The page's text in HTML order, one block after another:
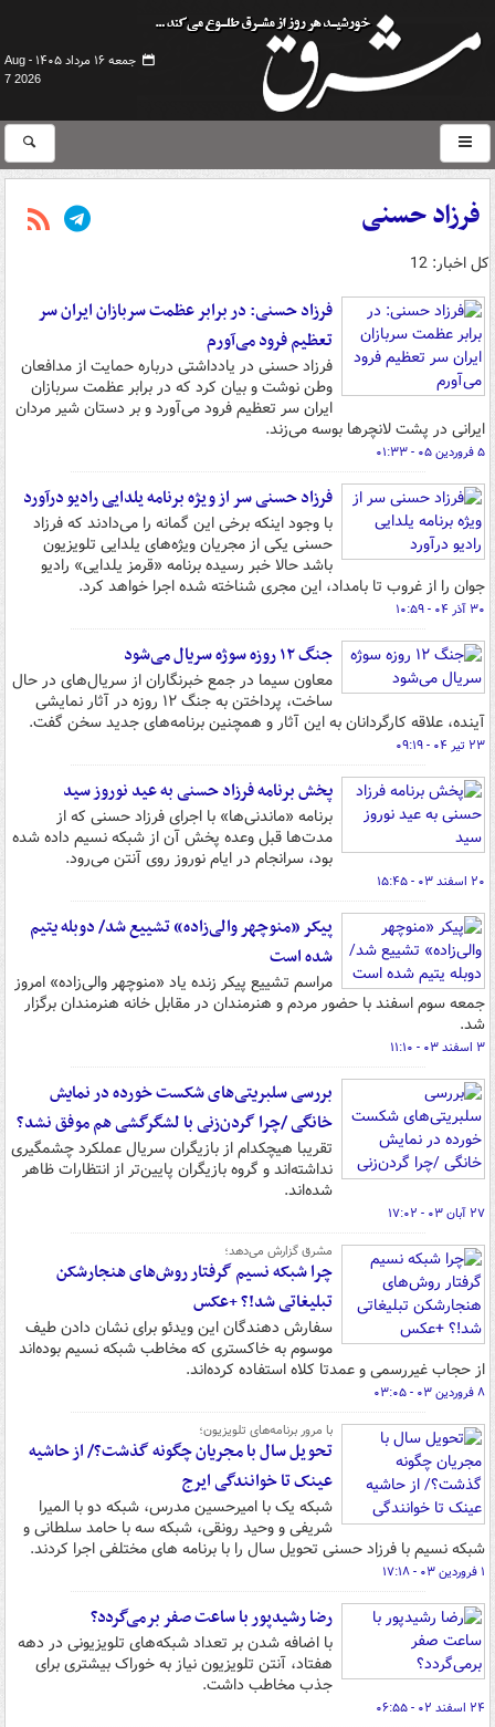
جمعه ۱۶ مرداد ۱۴۰۵ -
Aug
7 2026
فرزاد حسنی
کل اخبار: 12
فرزاد حسنی: در برابر عظمت سربازان ایران سر
تعظیم فرود می‌آورم
فرزاد حسنی در یادداشتی درباره حمایت از مدافعان
وطن نوشت و بیان کرد که در برابر عظمت سربازان
ایران سر تعظیم فرود می‌آورد و بر دستان شیر مردان
ایرانی در پشت لانچرها بوسه می‌زند.
۵ فروردین ۰۵ - ۰۱:۳۳
فرزاد حسنی سر از ویژه برنامه یلدایی رادیو درآورد
با وجود اینکه برخی این گمانه را می‌دادند که فرزاد
حسنی یکی از مجریان ویژه‌های یلدایی تلویزیون
باشد حالا خبر رسیده برنامه «قرمز یلدایی» رادیو
جوان را از غروب تا بامداد، این مجری شناخته شده اجرا خواهد کرد.
۳۰ آذر ۰۴ - ۱۰:۵۹
جنگ ۱۲ روزه سوژه سریال می‌شود
معاون سیما در جمع خبرنگاران از سریال‌های در حال
ساخت، پرداختن به جنگ ۱۲ روزه در آثار نمایشی
آینده، علاقه کارگردانان به این آثار و همچنین برنامه‌های جدید سخن گفت.
۲۳ تیر ۰۴ - ۰۹:۱۹
پخش برنامه فرزاد حسنی به عید نوروز سید
برنامه «ماندنی‌ها» با اجرای فرزاد حسنی که از
مدت‌ها قبل وعده پخش آن از شبکه نسیم داده شده
بود، سرانجام در ایام نوروز روی آنتن می‌رود.
۲۰ اسفند ۰۳ - ۱۵:۴۵
پیکر «منوچهر والی‌زاده» تشییع شد/ دوبله یتیم
شده است
مراسم تشییع پیکر زنده یاد «منوچهر والی‌زاده» امروز
جمعه سوم اسفند با حضور مردم و هنرمندان در مقابل خانه هنرمندان برگزار
شد.
۳ اسفند ۰۳ - ۱۱:۱۰
بررسی سلبریتی‌های شکست خورده در نمایش
خانگی /چرا گردن‌زنی با لشگرگشی هم موفق نشد؟
تقریبا هیچکدام از بازیگران سریال عملکرد چشمگیری
نداشته‌اند و گروه بازیگران پایین‌تر از انتظارات ظاهر
شده‌اند.
۲۷ آبان ۰۳ - ۱۷:۰۲
مشرق گزارش می‌دهد؛
چرا شبکه نسیم گرفتار روش‌های هنجارشکن
تبلیغاتی شد!؟ +عکس
سفارش دهندگان این ویدئو برای نشان دادن طیف
موسوم به خاکستری که مخاطب شبکه نسیم بوده‌اند
از حجاب غیررسمی و عمدتا کلاه استفاده کرده‌اند.
۸ فروردین ۰۳ - ۰۳:۰۵
با مرور برنامه‌های تلویزیون؛
تحویل سال با مجریان چگونه گذشت؟/ از حاشیه
عینک تا خوانندگی ایرج
شبکه یک با امیرحسین مدرس، شبکه دو با المیرا
شریفی و وحید رونقی، شبکه سه با حامد سلطانی و
شبکه نسیم با فرزاد حسنی تحویل سال را با برنامه های مختلفی اجرا کردند.
۱ فروردین ۰۳ - ۱۷:۱۸
رضا رشیدپور با ساعت صفر برمی‌گردد؟
با اضافه شدن بر تعداد شبکه‌های تلویزیونی در دهه
هفتاد، آنتن تلویزیون نیاز به خوراک بیشتری برای
جذب مخاطب داشت.
۲۴ اسفند ۰۲ - ۰۶:۵۵